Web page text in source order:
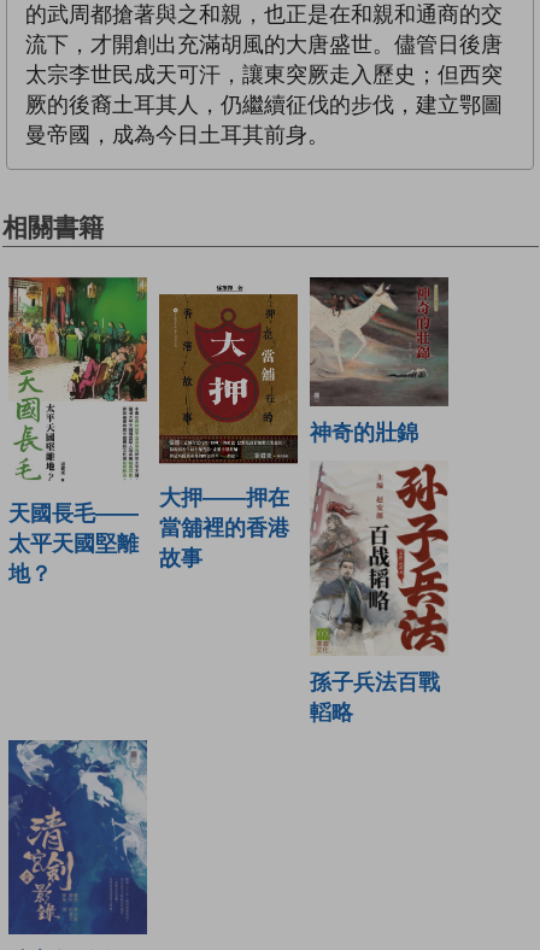
的武周都搶著與之和親，也正是在和親和通商的交
流下，才開創出充滿胡風的大唐盛世。儘管日後唐
太宗李世民成天可汗，讓東突厥走入歷史；但西突
厥的後裔土耳其人，仍繼續征伐的步伐，建立鄂圖
曼帝國，成為今日土耳其前身。
相關書籍
天國長毛——
太平天國堅離
地？
大押——押在
當舖裡的香港
故事
神奇的壯錦
孫子兵法百戰
轁略